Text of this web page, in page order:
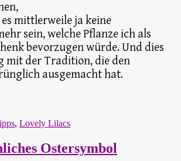
mittlerweile ja keine
sein, welche Pflanze ich als
bevorzugen würde. Und dies
mit der Tradition, die den
ausgemacht hat.
, Lovely Lilacs
Ostersymbol